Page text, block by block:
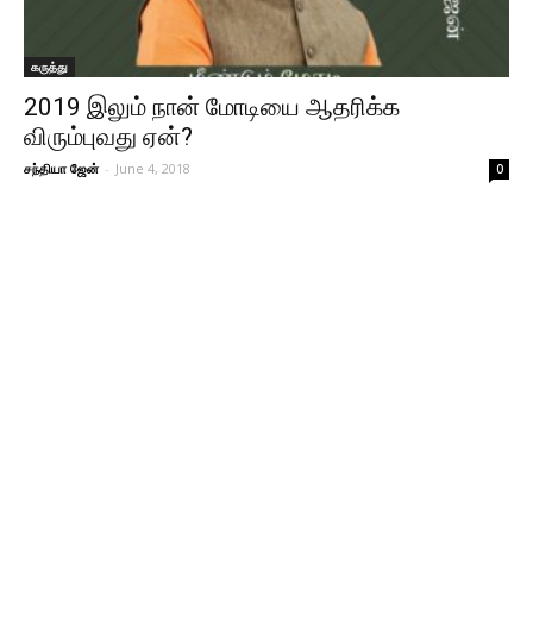
கருத்து
2019 இலும் நான் மோடியை ஆதரிக்க
விரும்புவது ஏன்?
சந்தியா ஜேன் - June 4, 2018 0